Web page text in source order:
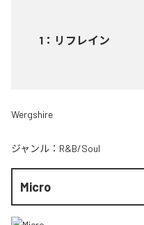
1 ： リフレイン
Wergshire
ジャンル： R&B/Soul
Micro